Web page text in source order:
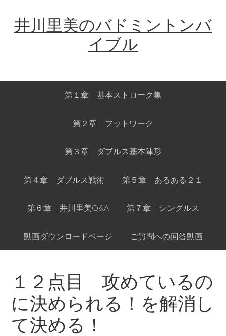
links
primary
content
primary
井川里美のバドミントンバ
イブル
第１章 基本ストローク集
第２章 フットワーク
第３章 ダブルス基本陣形
第４章 ダブルス戦術 第５章 あるある２１
第６章 井川里美Q&A 第７章 シングルス
動画ダウンロードページ ご質問への回答動画
１２点目 攻めているの
に決められる！を解消し
て決める！